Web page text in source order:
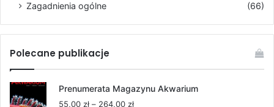
Zagadnienia ogólne
(66)
Polecane publikacje
Prenumerata Magazynu Akwarium
55,00 zł – 264,00 złZakres